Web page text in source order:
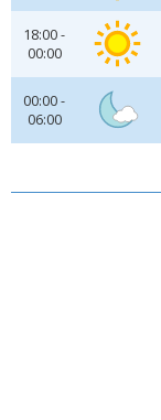
18:00 -
00:00
00:00 -
06:00